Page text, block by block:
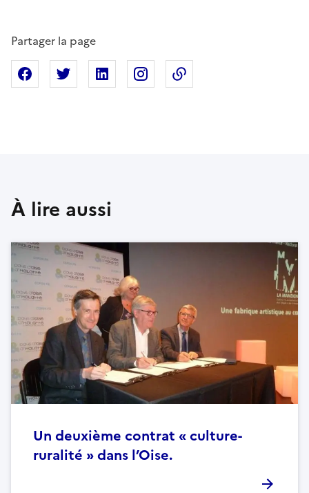
Partager la page
Partager sur Facebook
Partager sur XPartager sur Linkedin
Partager sur Instagram
À lire aussi
Un deuxième contrat « culture-
ruralité » dans l’Oise.